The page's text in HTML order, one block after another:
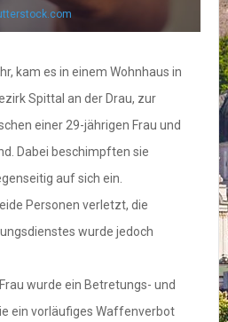
kam es in einem Wohnhaus in
Spittal an der Drau, zur
einer 29-jährigen Frau und
Dabei beschimpften sie
auf sich ein.
Personen verletzt, die
wurde jedoch
wurde ein Betretungs- und
ein vorläufiges Waffenverbot